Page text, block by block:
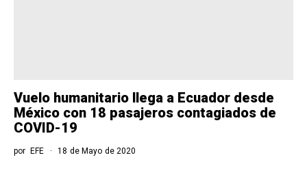
Vuelo humanitario llega a Ecuador desde
México con 18 pasajeros contagiados de
COVID-19
por EFE 18 de Mayo de 2020